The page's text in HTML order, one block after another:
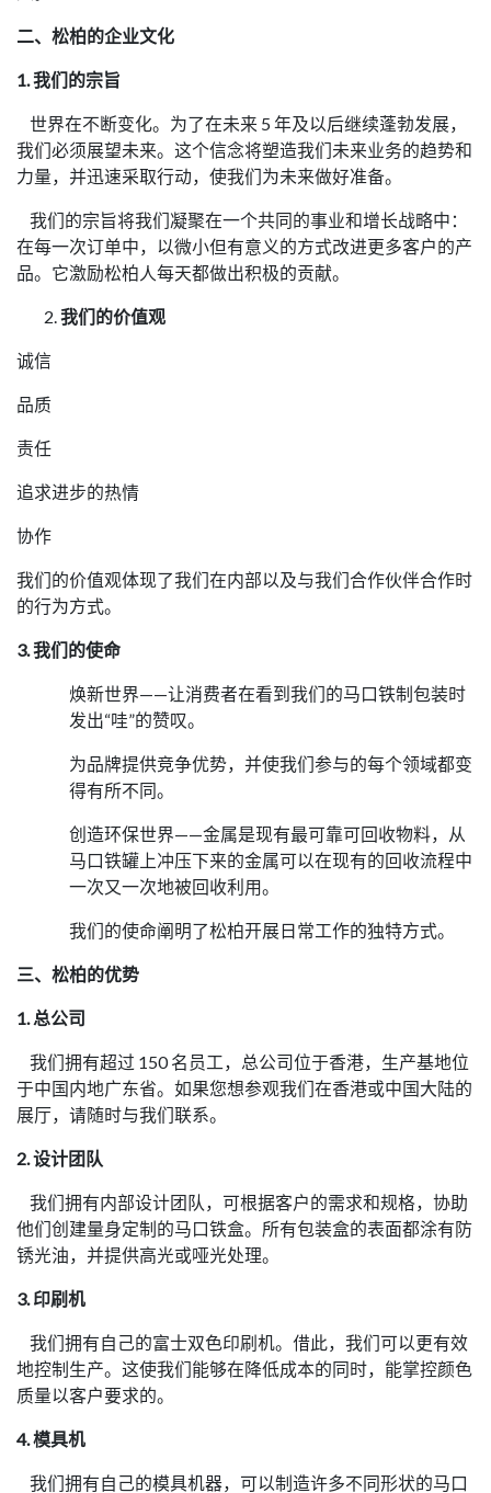
二、松柏的企业文化
1. 我们的宗旨
世界在不断变化。为了在未来 5 年及以后继续蓬勃发展，
我们必须展望未来。这个信念将塑造我们未来业务的趋势和
力量，并迅速采取行动，使我们为未来做好准备。
我们的宗旨将我们凝聚在一个共同的事业和增长战略中：
在每一次订单中，以微小但有意义的方式改进更多客户的产
品。它激励松柏人每天都做出积极的贡献。
我们的价值观
诚信
品质
责任
追求进步的热情
协作
我们的价值观体现了我们在内部以及与我们合作伙伴合作时
的行为方式。
3. 我们的使命
焕新世界——让消费者在看到我们的马口铁制包装时
发出“哇”的赞叹。
为品牌提供竞争优势，并使我们参与的每个领域都变
得有所不同。
创造环保世界——金属是现有最可靠可回收物料，从
马口铁罐上冲压下来的金属可以在现有的回收流程中
一次又一次地被回收利用。
我们的使命阐明了松柏开展日常工作的独特方式。
三、松柏的优势
1. 总公司
我们拥有超过 150 名员工，总公司位于香港，生产基地位
于中国内地广东省。如果您想参观我们在香港或中国大陆的
展厅，请随时与我们联系。
2. 设计团队
我们拥有内部设计团队，可根据客户的需求和规格，协助
他们创建量身定制的马口铁盒。所有包装盒的表面都涂有防
锈光油，并提供高光或哑光处理。
3. 印刷机
我们拥有自己的富士双色印刷机。借此，我们可以更有效
地控制生产。这使我们能够在降低成本的同时，能掌控颜色
质量以客户要求的。
4. 模具机
我们拥有自己的模具机器，可以制造许多不同形状的马口